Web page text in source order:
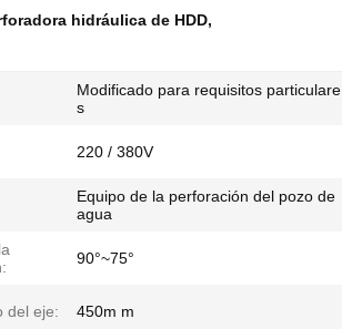
hidráulica de HDD,
Modificado para requisitos particulare
s
220 / 380V
Equipo de la perforación del pozo de
agua
90°~75°
del eje: 450m m